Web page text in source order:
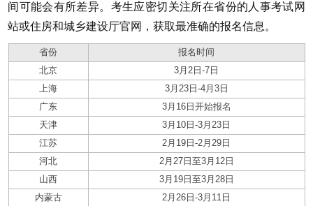
间可能会有所差异。考生应密切关注所在省份的人事考试网
站或住房和城乡建设厅官网，获取最准确的报名信息。
省份
报名时间
北京
3月2日-7日
上海
3月23日-4月3日
广东
3月16日开始报名
天津
3月10日-3月23日
江苏
2月19日-2月29日
河北
2月27日至3月12日
山西
3月19日至3月28日
内蒙古
2月26日-3月11日